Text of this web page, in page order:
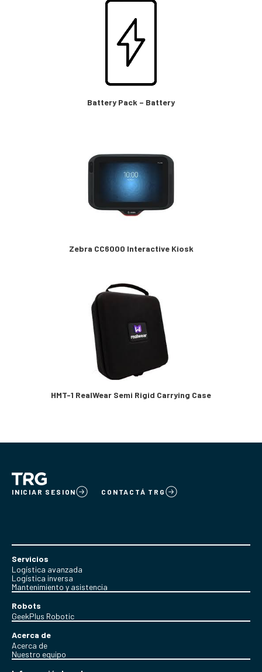
Battery Pack – Battery
Zebra CC6000 Interactive Kiosk
HMT-1 RealWear Semi Rigid Carrying Case
INICIAR SESION CONTACTÁ TRG
Servicios
Logística avanzada
Logística inversa
Mantenimiento y asistencia
Robots
GeekPlus Robotic
Acerca de
Acerca de
Nuestro equipo